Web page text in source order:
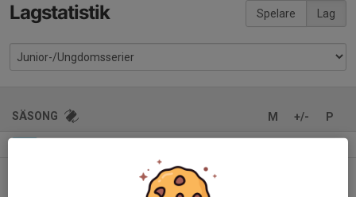
Spelare Lag
Lagstatistik
SÄSONG M +/- P